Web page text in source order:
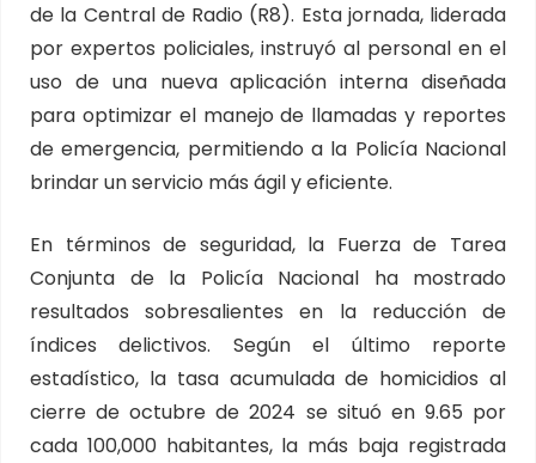
de la Central de Radio (R8). Esta jornada, liderada
por expertos policiales, instruyó al personal en el
uso de una nueva aplicación interna diseñada
para optimizar el manejo de llamadas y reportes
de emergencia, permitiendo a la Policía Nacional
brindar un servicio más ágil y eficiente.
En términos de seguridad, la Fuerza de Tarea
Conjunta de la Policía Nacional ha mostrado
resultados sobresalientes en la reducción de
índices delictivos. Según el último reporte
estadístico, la tasa acumulada de homicidios al
cierre de octubre de 2024 se situó en 9.65 por
cada 100,000 habitantes, la más baja registrada